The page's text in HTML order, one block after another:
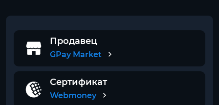
Продавец
GPay Market
Сертификат
Webmoney